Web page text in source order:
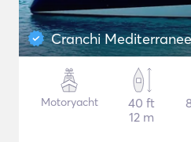
Cranchi
Motoryacht
40 ft
12 m